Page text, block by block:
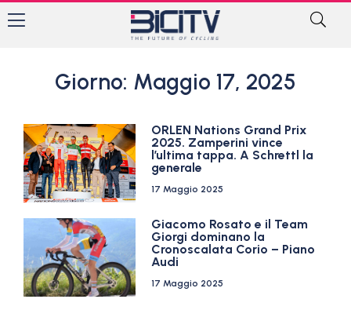
Giorno: Maggio 17, 2025
ORLEN Nations Grand Prix
2025. Zamperini vince
l’ultima tappa. A Schrettl la
generale
17 Maggio 2025
Giacomo Rosato e il Team
Giorgi dominano la
Cronoscalata Corio – Piano
Audi
17 Maggio 2025